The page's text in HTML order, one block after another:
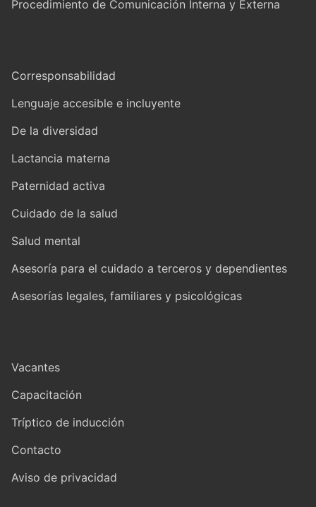
Procedimiento de Comunicación Interna y Externa
Corresponsabilidad
Lenguaje accesible e incluyente
De la diversidad
Lactancia materna
Paternidad activa
Cuidado de la salud
Salud mental
Asesoría para el cuidado a terceros y dependientes
Asesorías legales, familiares y psicológicas
Vacantes
Capacitación
Tríptico de inducción
Contacto
Aviso de privacidad